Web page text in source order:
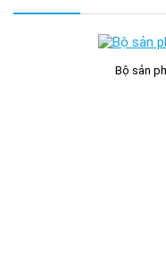
Bộ sản